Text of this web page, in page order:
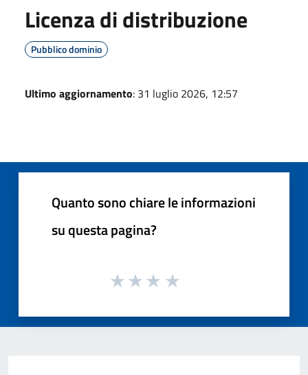
Licenza di distribuzione
Pubblico dominio
Ultimo aggiornamento: 31 luglio 2026, 12:57
Quanto sono chiare le informazioni
su questa pagina?